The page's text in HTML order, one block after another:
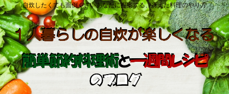
自炊したくても面倒くさいあなたに提案する、冴えた料理のやり方